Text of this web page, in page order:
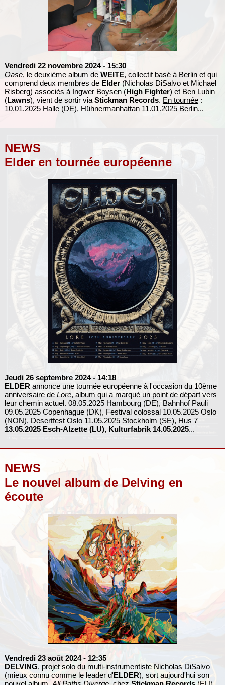
Vendredi 22 novembre 2024 - 15:30
Oase, le deuxième album de WEITE, collectif basé à Berlin et qui
comprend deux membres de Elder(Nicholas DiSalvo et Michael
Risberg) associés à Ingwer Boysen (High Fighter) et Ben Lubin
(Lawns), vient de sortir via Stickman Records. En tournée:
10.01.2025 Halle (DE), Hühnermanhattan 11.01.2025 Berlin...
NEWS
Elder en tournée européenne
Jeudi 26 septembre 2024 - 14:18
ELDER annonce une tournée européenne à l'occasion du 10ème
anniversaire de Lore, album qui a marqué un point de départ vers
leur chemin actuel. 08.05.2025 Hambourg (DE), Bahnhof Pauli
09.05.2025 Copenhague (DK), Festival colossal 10.05.2025 Oslo
(NON), Desertfest Oslo 11.05.2025 Stockholm (SE), Hus 7
13.05.2025 Esch-Alzette (LU), Kulturfabrik 14.05.2025...
NEWS
Le nouvel album de Delving en
écoute
Vendredi 23 août 2024 - 12:35
DELVING, projet solo du multi-instrumentiste Nicholas DiSalvo
(mieux connu comme le leader d'ELDER), sort aujourd'hui son